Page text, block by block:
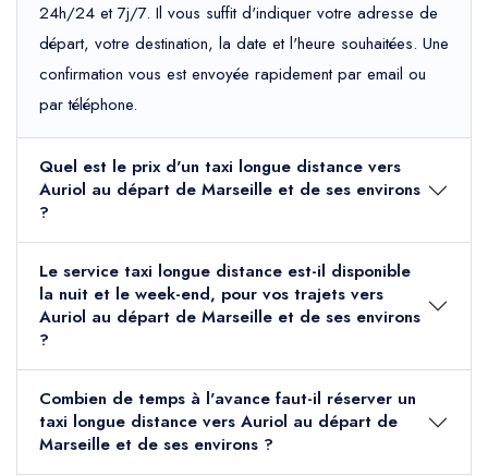
24h/24 et 7j/7. Il vous suffit d'indiquer votre adresse de
départ, votre destination, la date et l'heure souhaitées. Une
confirmation vous est envoyée rapidement par email ou
par téléphone.
Quel est le prix d'un taxi longue distance vers
Auriol au départ de Marseille et de ses environs
?
Le service taxi longue distance est-il disponible
la nuit et le week-end, pour vos trajets vers
Auriol au départ de Marseille et de ses environs
?
Combien de temps à l'avance faut-il réserver un
taxi longue distance vers Auriol au départ de
Marseille et de ses environs ?